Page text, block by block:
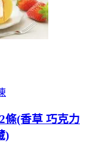
條(香草 巧克力
)